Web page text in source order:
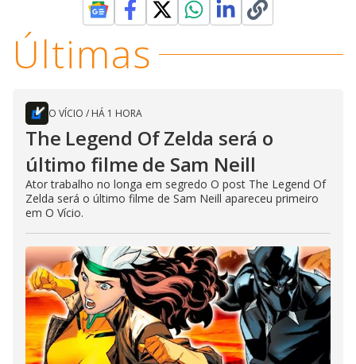
Últimas
O VÍCIO / HÁ 1 HORA
The Legend Of Zelda será o
último filme de Sam Neill
Ator trabalho no longa em segredo O post The Legend Of
Zelda será o último filme de Sam Neill apareceu primeiro
em O Vício.